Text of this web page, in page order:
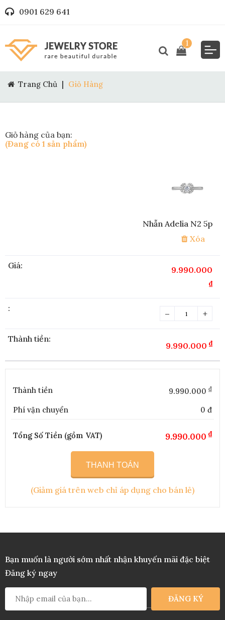
0901 629 641
1
Trang Chủ | Giỏ Hàng
Giỏ hàng của bạn:
(Đang có 1 sản phẩm)
Nhẫn Adelia N2 5p
Xóa
9.990.000
₫
– +
9.990.000 ₫
Thành tiền 9.990.000 ₫
Phí vận chuyển 0 đ
Tổng Số Tiền (gồm VAT) 9.990.000 ₫
THANH TOÁN
(Giảm giá trên web chỉ áp dụng cho bán lẻ)
Bạn muốn là người sớm nhất nhận khuyến mãi đặc biệt
Đăng ký ngay